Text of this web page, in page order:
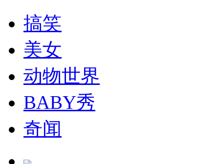
走！跟着总书记去植树
消防员救轻生者
搞笑
美女
动物世界
BABY秀
奇闻